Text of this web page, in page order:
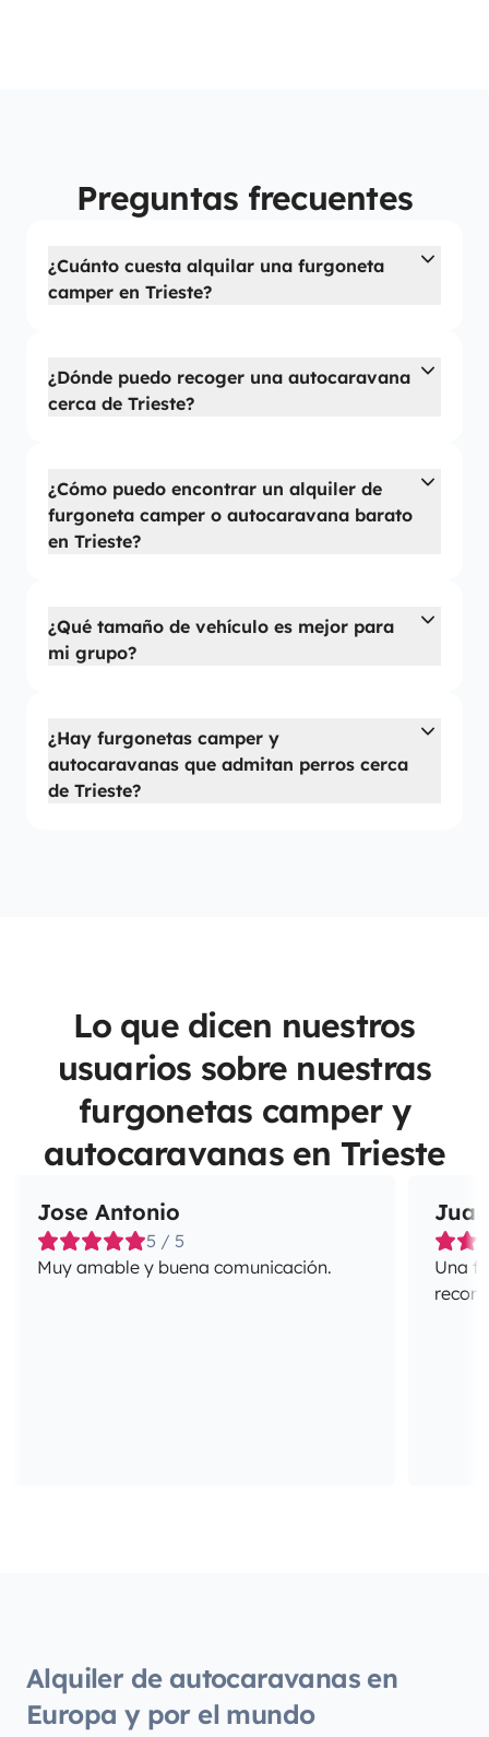
Preguntas frecuentes
¿Cuánto cuesta alquilar una furgoneta
camper en Trieste?
¿Dónde puedo recoger una autocaravana
cerca de Trieste?
¿Cómo puedo encontrar un alquiler de
furgoneta camper o autocaravana barato
en Trieste?
¿Qué tamaño de vehículo es mejor para
mi grupo?
¿Hay furgonetas camper y
autocaravanas que admitan perros cerca
de Trieste?
Lo que dicen nuestros
usuarios sobre nuestras
furgonetas camper y
autocaravanas en Trieste
Jose Antonio
5 / 5
Muy amable y buena comunicación.
Una
Alquiler de autocaravanas en
Europa y por el mundo